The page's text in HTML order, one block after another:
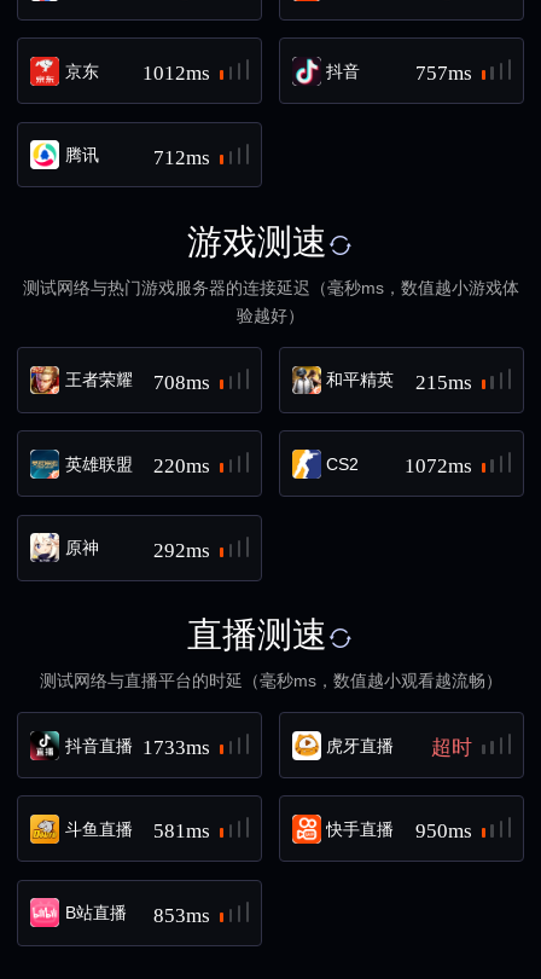
京东 1012ms 抖音 757ms
腾讯 712ms
游戏测速
测试网络与热门游戏服务器的连接延迟（毫秒ms，数值越小游戏体
验越好）
王者荣耀 708ms 和平精英 215ms
英雄联盟 220ms CS2 1072ms
原神 292ms
直播测速
测试网络与直播平台的时延（毫秒ms，数值越小观看越流畅）
抖音直播 1733ms 虎牙直播 超时
斗鱼直播 581ms 快手直播 950ms
B站直播 853ms